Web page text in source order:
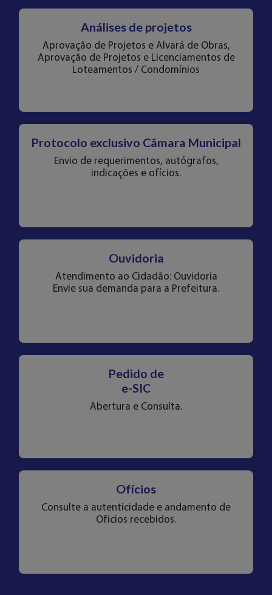
Análises de projetos
Aprovação de Projetos e Alvará de Obras,
Aprovação de Projetos e Licenciamentos de
Loteamentos / Condomínios
Protocolo exclusivo Câmara Municipal
Envio de requerimentos, autógrafos,
indicações e ofícios.
Ouvidoria
Atendimento ao Cidadão: Ouvidoria
Envie sua demanda para a Prefeitura.
Pedido de
e-SIC
Abertura e Consulta.
Ofícios
Consulte a autenticidade e andamento de
Ofícios recebidos.